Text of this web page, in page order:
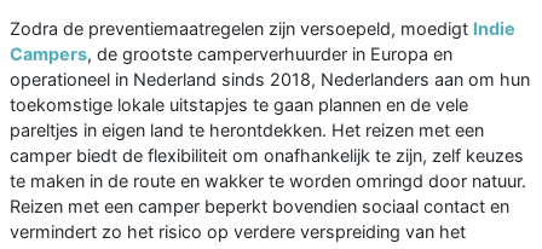
Zodra de preventiemaatregelen zijn versoepeld, moedigt Indie
Campers, de grootste camperverhuurder in Europa en
operationeel in Nederland sinds 2018, Nederlanders aan om hun
toekomstige lokale uitstapjes te gaan plannen en de vele
pareltjes in eigen land te herontdekken. Het reizen met een
camper biedt de flexibiliteit om onafhankelijk te zijn, zelf keuzes
te maken in de route en wakker te worden omringd door natuur.
Reizen met een camper beperkt bovendien sociaal contact en
vermindert zo het risico op verdere verspreiding van het